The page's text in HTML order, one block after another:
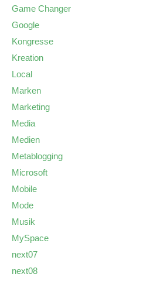
Game Changer
Google
Kongresse
Kreation
Local
Marken
Marketing
Media
Medien
Metablogging
Microsoft
Mobile
Mode
Musik
MySpace
next07
next08